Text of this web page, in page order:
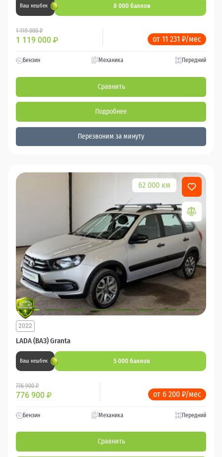
Ваш кешбек 8 000 баллов
1 119 000 ₽
1 119 000 ₽ от 11 231 ₽/мес
Бензин Механика Передний
Сравнить
Подробнее
Перезвоним за минуту
62 000 км
LADA (ВАЗ) Granta
2022
Ваш кешбек 5 000 баллов
776 900 ₽
776 900 ₽ от 6 200 ₽/мес
Бензин Механика Передний
Сравнить